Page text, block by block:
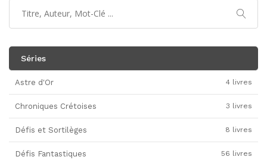
Séries
Astre d'Or 4 livres
Chroniques Crétoises 3 livres
Défis et Sortilèges 8 livres
Défis Fantastiques 56 livres